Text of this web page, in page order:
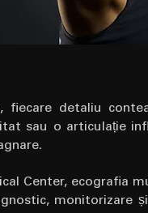
fiecare detaliu
sau o articulație
Center, ecografia
monitorizare